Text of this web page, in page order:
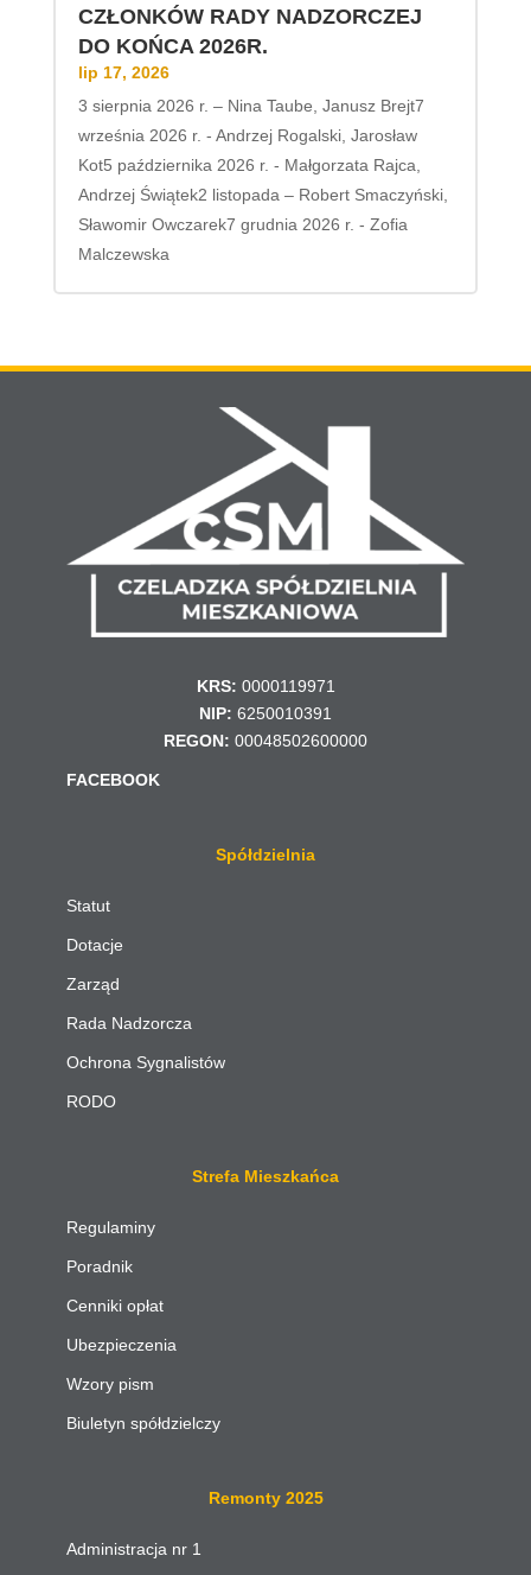
CZŁONKÓW RADY NADZORCZEJ
DO KOŃCA 2026R.
lip 17, 2026
3 sierpnia 2026 r. – Nina Taube, Janusz Brejt7
września 2026 r. - Andrzej Rogalski, Jarosław
Kot5 października 2026 r. - Małgorzata Rajca,
Andrzej Świątek2 listopada – Robert Smaczyński,
Sławomir Owczarek7 grudnia 2026 r. - Zofia
Malczewska
KRS: 0000119971
NIP: 6250010391
REGON: 00048502600000
FACEBOOK
Spółdzielnia
Statut
Dotacje
Zarząd
Rada Nadzorcza
Ochrona Sygnalistów
RODO
Strefa Mieszkańca
Regulaminy
Poradnik
Cenniki opłat
Ubezpieczenia
Wzory pism
Biuletyn spółdzielczy
Remonty 2025
Administracja nr 1